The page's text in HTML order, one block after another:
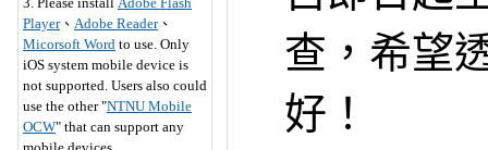
Player、 Adobe Reader、
Micorsoft Word to use. Only
iOS system mobile device is
not supported. Users also could
use the other "NTNU Mobile
OCW" that can support any
查，希望
好！